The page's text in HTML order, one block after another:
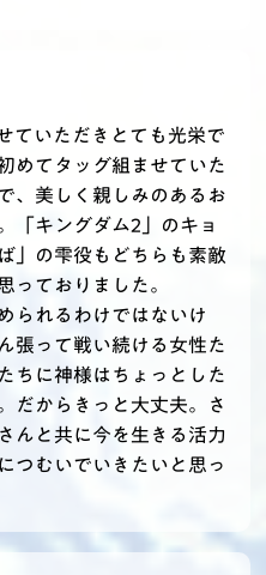
ていただきとても光栄で
めてタッグ組ませていた
、美しく親しみのあるお
「キングダム2」のキョ
」の雫役もどちらも素敵
っておりました。
られるわけではないけ
張って戦い続ける女性た
ちに神様はちょっとした
だからきっと大丈夫。さ
んと共に今を生きる活力
つむいでいきたいと思っ